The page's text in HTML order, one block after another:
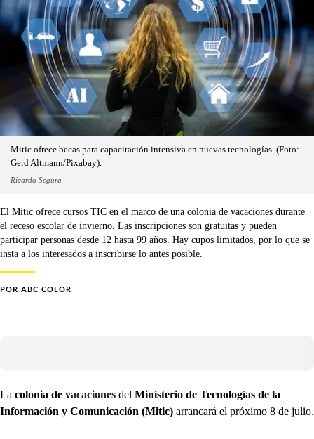
Mitic ofrece becas para capacitación intensiva en nuevas tecnologías. (Foto:
Gerd Altmann/Pixabay).
Ricardo Segura
El Mitic ofrece cursos TIC en el marco de una colonia de vacaciones durante
el receso escolar de invierno. Las inscripciones son gratuitas y pueden
participar personas desde 12 hasta 99 años. Hay cupos limitados, por lo que se
insta a los interesados a inscribirse lo antes posible.
POR ABC COLOR
La colonia de vacaciones del Ministerio de Tecnologías de la
Información y Comunicación (Mitic) arrancará el próximo 8 de julio.